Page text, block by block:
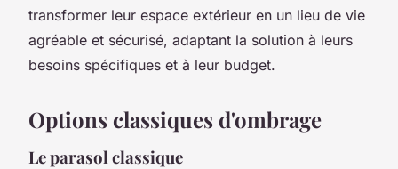
transformer leur espace extérieur en un lieu de vie
agréable et sécurisé, adaptant la solution à leurs
besoins spécifiques et à leur budget.
Options classiques d'ombrage
Le parasol classique